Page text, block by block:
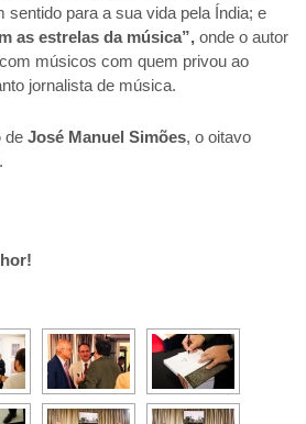
sentido para a sua vida pela Índia; e
as estrelas da música”, onde o autor
músicos com quem privou ao
jornalista de música.
deJosé Manuel Simões, o oitavo
.